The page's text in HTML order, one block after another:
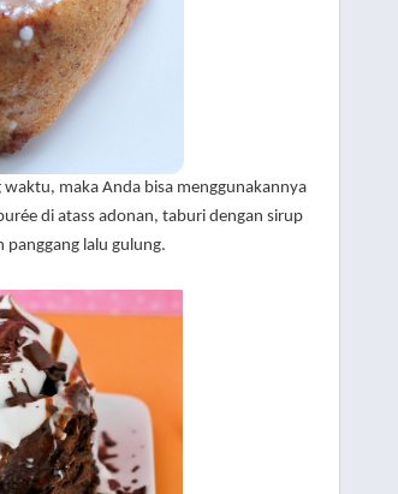
maka Anda bisa menggunakannya
di atass adonan, taburi dengan sirup
panggang lalu gulung.